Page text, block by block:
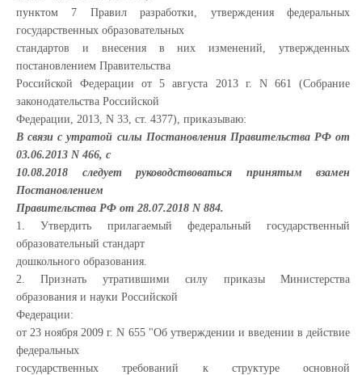
пунктом 7 Правил разработки, утверждения федеральных
государственных образовательных
стандартов и внесения в них изменений, утвержденных
постановлением Правительства
Российской Федерации от 5 августа 2013 г. N 661 (Собрание
законодательства Российской
Федерации, 2013, N 33, ст. 4377), приказываю:
В связи с утратой силы Постановления Правительства РФ от
03.06.2013 N 466, с
10.08.2018 следует руководствоваться принятым взамен
Постановлением
Правительства РФ от 28.07.2018 N 884.
1. Утвердить прилагаемый федеральный государственный
образовательный стандарт
дошкольного образования.
2. Признать утратившими силу приказы Министерства
образования и науки Российской
Федерации:
от 23 ноября 2009 г. N 655 "Об утверждении и введении в действие
федеральных
государственных требований к структуре основной